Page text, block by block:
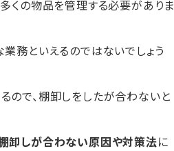
くの物品を管理する必要がありま
務といえるのではないでしょう
ので、棚卸しをしたが合わないと
卸しが合わない原因や対策法に